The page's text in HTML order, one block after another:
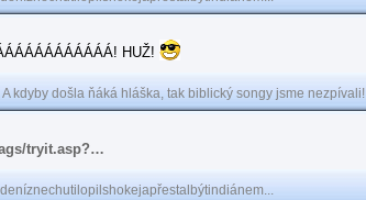
HUŽ!
A kdyby došla ňáká hláška, tak biblický songy jsme nezpívali!
tryit.asp?…